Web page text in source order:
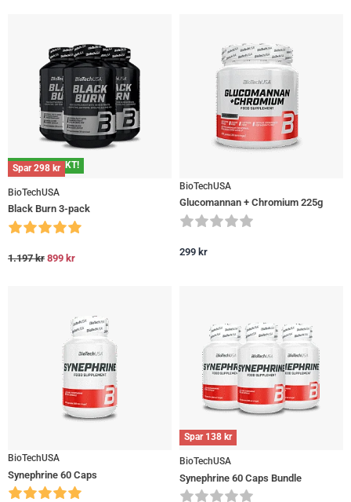
GRATIS FRAKT!
Spar298 kr
BioTechUSA
Black Burn 3-pack
1.197kr 899 kr
BioTechUSA
Glucomannan + Chromium 225g
299 kr
BioTechUSA
Synephrine 60 Caps
Spar 138 kr
BioTechUSA
Synephrine 60 Caps Bundle